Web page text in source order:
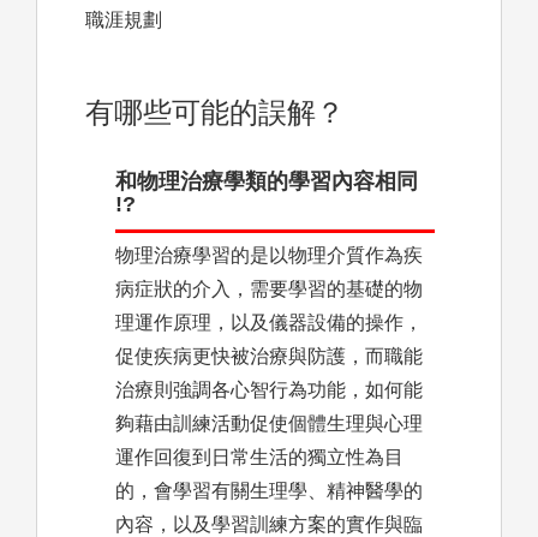
職涯規劃
有哪些可能的誤解？
和物理治療學類的學習內容相同
!?
物理治療學習的是以物理介質作為疾
病症狀的介入，需要學習的基礎的物
理運作原理，以及儀器設備的操作，
促使疾病更快被治療與防護，而職能
治療則強調各心智行為功能，如何能
夠藉由訓練活動促使個體生理與心理
運作回復到日常生活的獨立性為目
的，會學習有關生理學、精神醫學的
內容，以及學習訓練方案的實作與臨